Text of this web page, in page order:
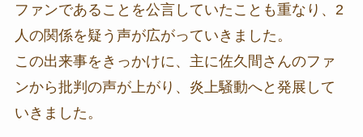
ファンであることを公言していたことも重なり、2
人の関係を疑う声が広がっていきました。
この出来事をきっかけに、主に佐久間さんのファ
ンから批判の声が上がり、炎上騒動へと発展して
いきました。